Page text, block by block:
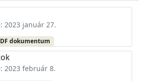
2023 január 27.
dokumentum
2023 február 8.